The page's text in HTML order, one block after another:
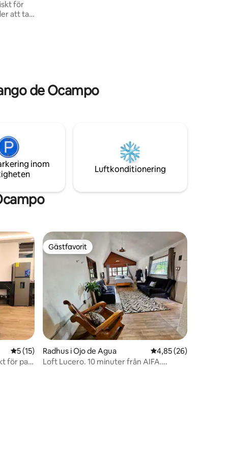
att ta
de Ocampo
inom
Luftkonditionering
5 av 5 i genomsnittligt betyg, 15 omdömen
5 (15)
för par
Gästfavorit
Gästfavorit
Radhus i Ojo de Agua 4,85 av 5 i
4,85 (26)
Loft Lucero. 10 minuter från AIFA.